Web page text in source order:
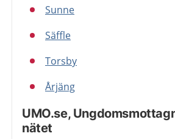
Sunne
Säffle
Torsby
Årjäng
UMO.se,
nätet